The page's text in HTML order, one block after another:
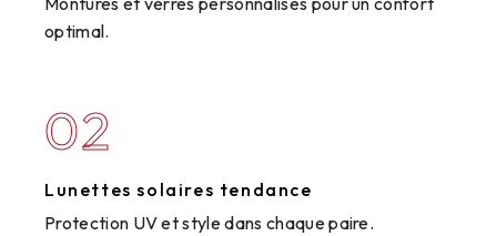
optimal.
02
Lunettes solaires tendance
Protection UV et style dans chaque paire.